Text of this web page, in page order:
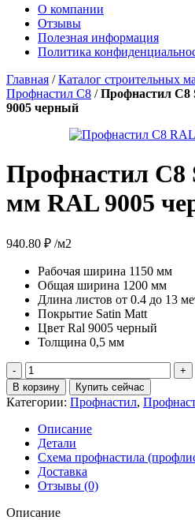
О компании
Отзывы
Полезная информация
Политика
Главная /Каталог строительных
Профнастил С8 /Профнастил С8
9005 черный
Профнастил С8
мм RAL 9005
940.80 ₽ /м2
Рабочая ширина 1150 мм
Общая ширина 1200 мм
Длина листов от 0.4 до 13
Покрытие Satin Matt
Цвет Ral 9005 черный
Толщина 0,5 мм
Количество
товара
Профнастил
С8
Satin
Matt
0.5
мм
RAL
9005
черный
В корзину Купить сейчас
Категории: Профнастил,
Описание
Детали
Схема профнастила
Доставка
Отзывы (0)
Описание